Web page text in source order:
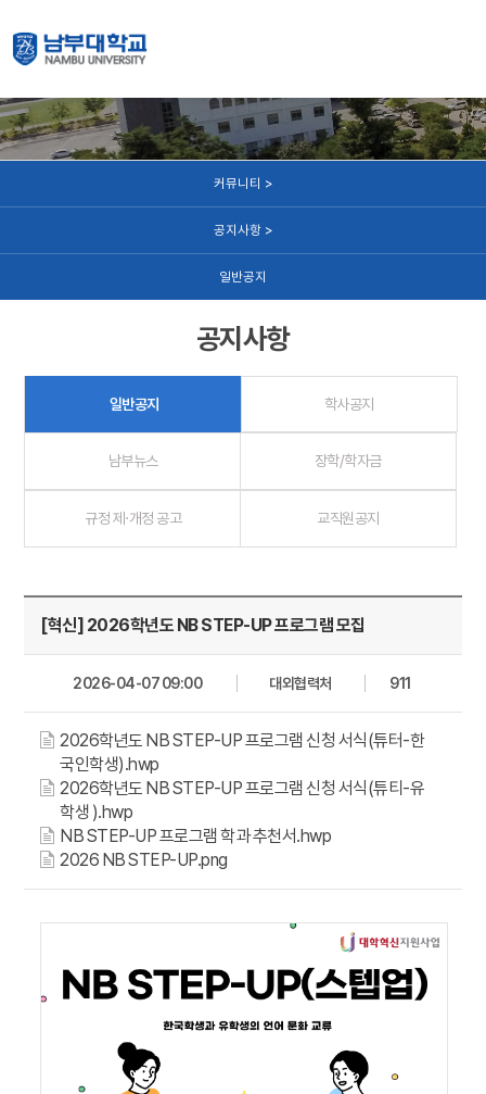
커뮤니티 >
공지사항 >
일반공지
공지사항
일반공지 학사공지
남부뉴스 장학/학자금
규정 제·개정 공고 교직원공지
[혁신] 2026학년도 NB STEP-UP 프로그램 모집
2026-04-07 09:00 대외협력처 911
2026학년도 NB STEP-UP 프로그램 신청 서식(튜터-한
국인학생).hwp
2026학년도 NB STEP-UP 프로그램 신청 서식(튜티-유
학생 ).hwp
NB STEP-UP 프로그램 학과 추천서.hwp
2026 NB STEP-UP.png